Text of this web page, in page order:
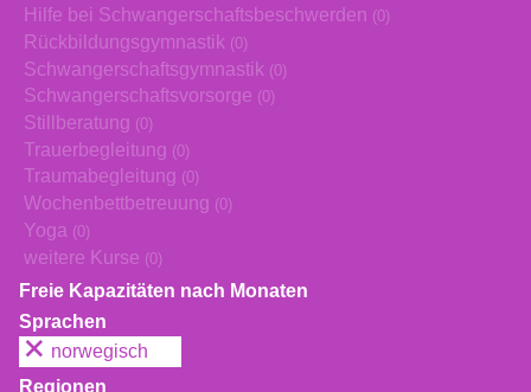
Hilfe bei Schwangerschaftsbeschwerden (0)
Rückbildungsgymnastik (0)
Schwangerschaftsgymnastik (0)
Schwangerschaftsvorsorge (0)
Stillberatung (0)
Trauerbegleitung (0)
Traumabegleitung (0)
Wochenbettbetreuung (0)
Yoga (0)
weitere Kurse (0)
Freie Kapazitäten nach Monaten
Sprachen
norwegisch
Regionen